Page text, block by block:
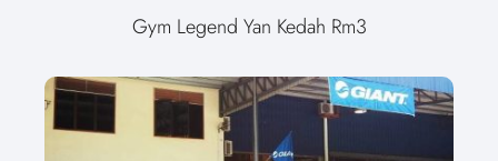
Gym Legend Yan Kedah Rm3